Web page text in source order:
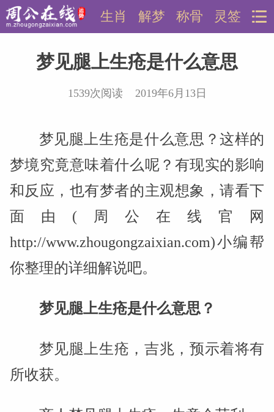
灵签
称骨
解梦
生肖
梦见腿上生疮是什么意思
1539次阅读 2019年6月13日
梦见腿上生疮是什么意思？这样的
梦境究竟意味着什么呢？有现实的影响
和反应，也有梦者的主观想象，请看下
面由(周公在线官网
http://www.zhougongzaixian.com)小编帮
你整理的详细解说吧。
梦见腿上生疮是什么意思？
梦见腿上生疮，吉兆，预示着将有
所收获。